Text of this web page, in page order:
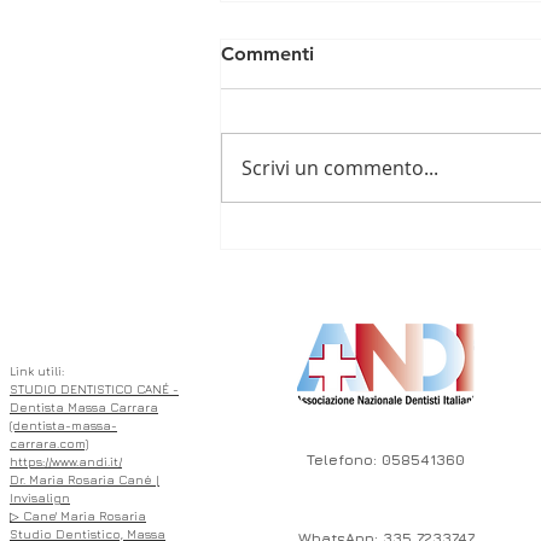
Bambini 🦷
Commenti
Scrivi un commento...
Link utili:
STUDIO DENTISTICO CANÉ -
Dentista Massa Carrara
(dentista-massa-
carrara.com)
https://www.andi.it/
Dr. Maria Rosaria Cané |
Invisalign
▷ Cane' Maria Rosaria
Studio Dentistico, Massa
Telefono: 058541360